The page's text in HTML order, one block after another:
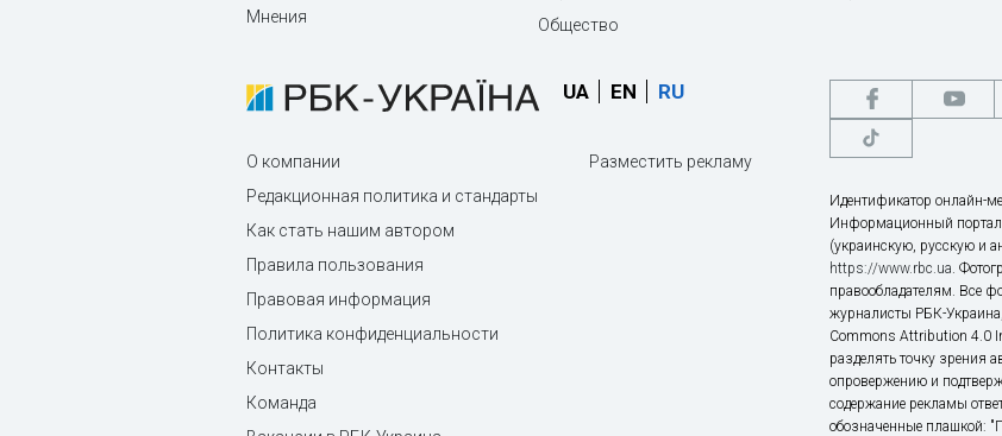
Мнения
Общество
UA EN RU
О компании
Редакционная политика и стандарты
Как стать нашим автором
Правила пользования
Правовая информация
Политика конфиденциальности
Контакты
Команда
Разместить рекламу
Идентификатор онлайн-
Информационный портал
(украинскую, русскую и
https://www.rbc.ua.
правообладателям. Все
журналисты РБК-
Commons Attribution 4.0
разделять точку зрения
опровержению и
содержание рекламы
обозначенные плашкой: